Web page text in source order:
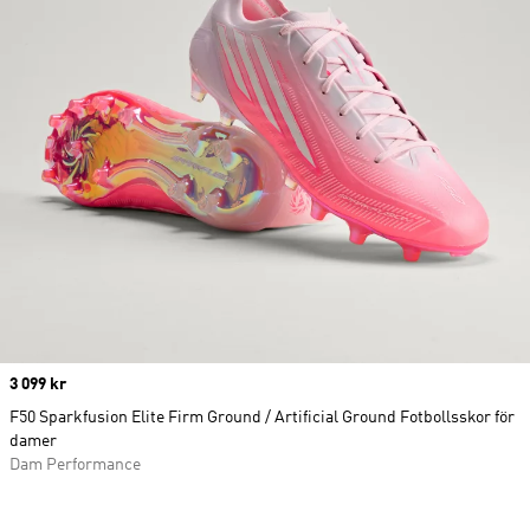
Price
3 099 kr
F50 Sparkfusion Elite Firm Ground / Artificial Ground Fotbollsskor för
damer
Dam Performance